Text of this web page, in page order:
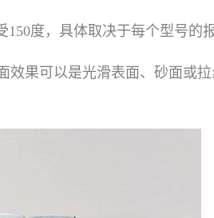
度，具体取决于每个型号的报
效果可以是光滑表面、砂面或